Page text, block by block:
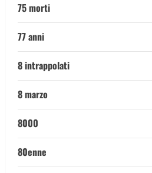
75 morti
77 anni
8 intrappolati
8 marzo
8000
80enne